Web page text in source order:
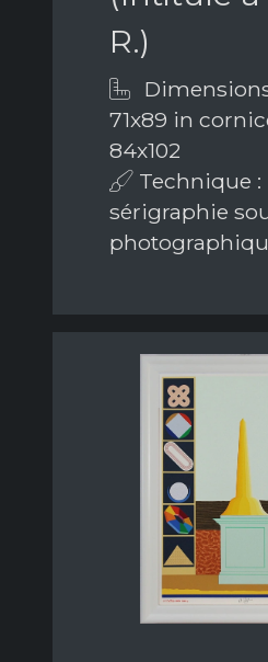
R.)
71x89 in
84x102
Technique :
sérigraphie